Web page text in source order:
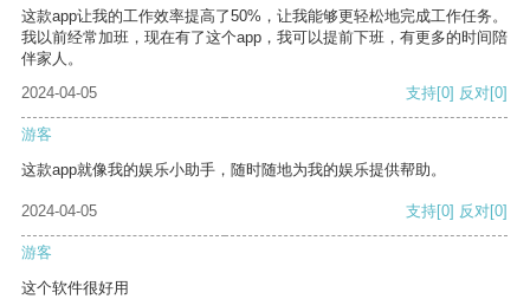
这款app让我的工作效率提高了50%，让我能够更轻松地完成工作任务。
我以前经常加班，现在有了这个app，我可以提前下班，有更多的时间陪
伴家人。
2024-04-05
支持[0] 反对[0]
游客
这款app就像我的娱乐小助手，随时随地为我的娱乐提供帮助。
2024-04-05 支持[0] 反对[0]
游客
这个软件很好用